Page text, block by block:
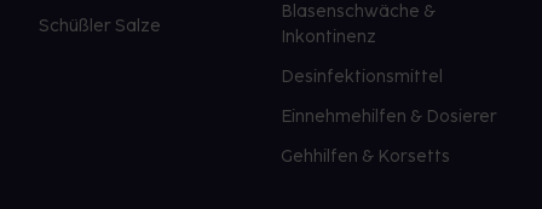
Schüßler Salze
Blasenschwäche &
Inkontinenz
Desinfektionsmittel
Einnehmehilfen & Dosierer
Gehhilfen & Korsetts